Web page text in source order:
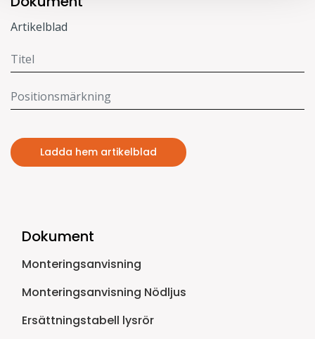
Artikelblad
Ladda hem artikelblad
Dokument
Monteringsanvisning
Monteringsanvisning Nödljus
Ersättningstabell lysrör